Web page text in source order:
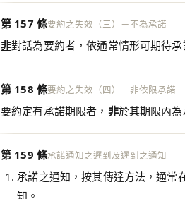
第 157 條要約之失效（三）－不為承諾
非對話為要約者，依通常情形可期待承
第 158 條要約之失效（四）－非依限承諾
要約定有承諾期限者， 非於其期限內
第 159 條承諾通知之遲到及遲到之通知
承諾之通知，按其傳達方法，通常
知。